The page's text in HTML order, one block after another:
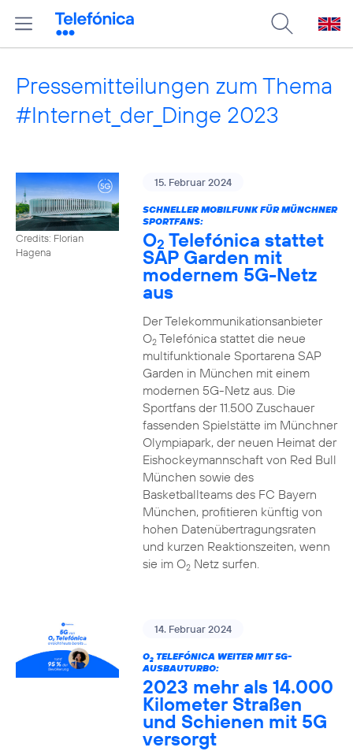
Pressemitteilungen zum Thema
#Internet_der_Dinge 2023
Credits: Florian
Hagena
15. Februar 2024
SCHNELLER MOBILFUNK FÜR MÜNCHNER
SPORTFANS:
O2 Telefónica stattet
SAP Garden mit
modernem 5G-Netz
aus
Der Telekommunikationsanbieter
O2Telefónica stattet die neue
multifunktionale Sportarena SAP
Garden in München mit einem
modernen 5G-Netz aus. Die
Sportfans der 11.500 Zuschauer
fassenden Spielstätte im Münchner
Olympiapark, der neuen Heimat der
Eishockeymannschaft von Red Bull
München sowie des
Basketballteams des FC Bayern
München, profitieren künftig von
hohen Datenübertragungsraten
und kurzen Reaktionszeiten, wenn
sie im O2Netz surfen.
14. Februar 2024
O2TELEFÓNICA WEITER MIT 5G-
AUSBAUTURBO:
2023 mehr als 14.000
Kilometer Straßen
und Schienen mit 5G
versorgt